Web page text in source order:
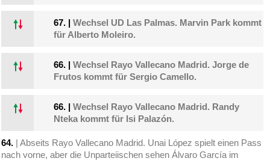
67. |Wechsel UD Las Palmas. Marvin Park kommt
für Alberto Moleiro.
66. |Wechsel Rayo Vallecano Madrid. Jorge de
Frutos kommt für Sergio Camello.
66. |Wechsel Rayo Vallecano Madrid. Randy
Nteka kommt für Isi Palazón.
64. | Abseits Rayo Vallecano Madrid. Unai López spielt einen Pass
nach vorne, aber die Unparteiischen sehen Álvaro García im